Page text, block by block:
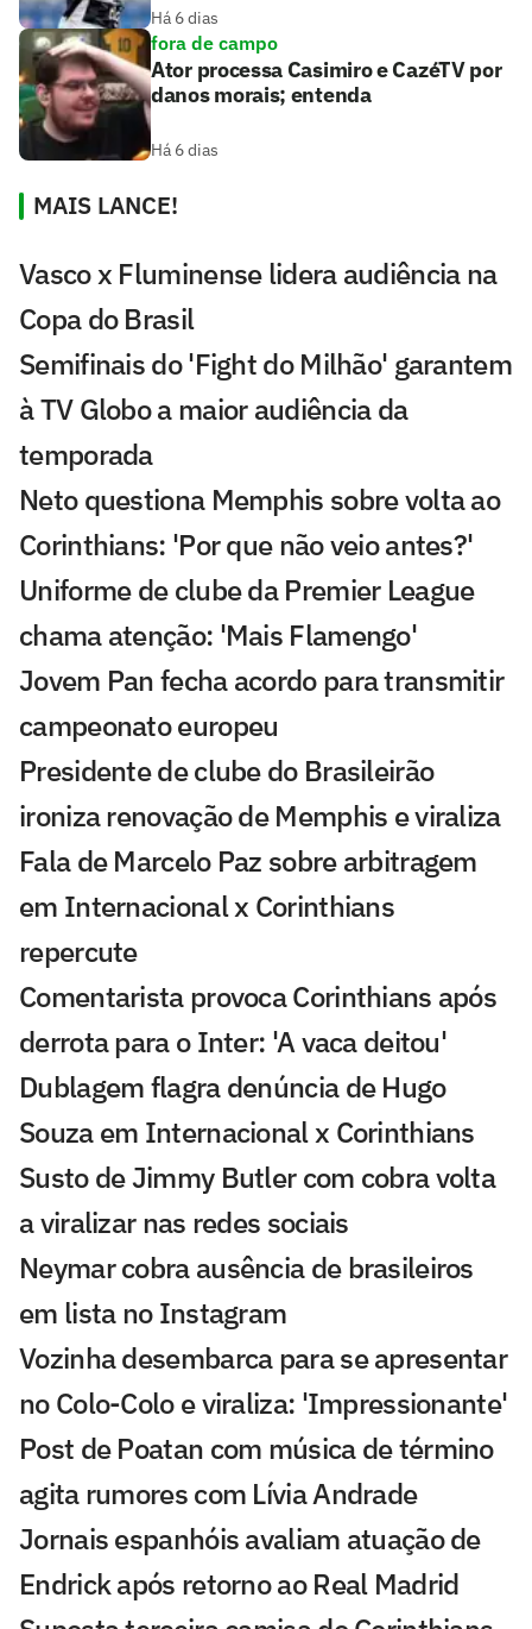
Há 6 dias
fora de campo
Ator processa Casimiro e CazéTV por
danos morais; entenda
Há 6 dias
MAIS LANCE!
Vasco x Fluminense lidera audiência na
Copa do Brasil
Semifinais do 'Fight do Milhão' garantem
à TV Globo a maior audiência da
temporada
Neto questiona Memphis sobre volta ao
Corinthians: 'Por que não veio antes?'
Uniforme de clube da Premier League
chama atenção: 'Mais Flamengo'
Jovem Pan fecha acordo para transmitir
campeonato europeu
Presidente de clube do Brasileirão
ironiza renovação de Memphis e viraliza
Fala de Marcelo Paz sobre arbitragem
em Internacional x Corinthians
repercute
Comentarista provoca Corinthians após
derrota para o Inter: 'A vaca deitou'
Dublagem flagra denúncia de Hugo
Souza em Internacional x Corinthians
Susto de Jimmy Butler com cobra volta
a viralizar nas redes sociais
Neymar cobra ausência de brasileiros
em lista no Instagram
Vozinha desembarca para se apresentar
no Colo-Colo e viraliza: 'Impressionante'
Post de Poatan com música de término
agita rumores com Lívia Andrade
Jornais espanhóis avaliam atuação de
Endrick após retorno ao Real Madrid